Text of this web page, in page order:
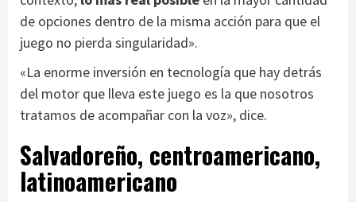
de opciones dentro de la misma acción para que el
juego no pierda singularidad».
«La enorme inversión en tecnología que hay detrás
del motor que lleva este juego es la que nosotros
tratamos de acompañar con la voz», dice.
Salvadoreño, centroamericano,
latinoamericano